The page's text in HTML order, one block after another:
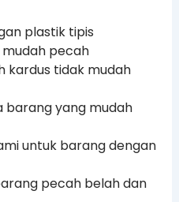
plastik tipis
pecah
kardus tidak mudah
barang yang mudah
untuk barang dengan
pecah belah dan